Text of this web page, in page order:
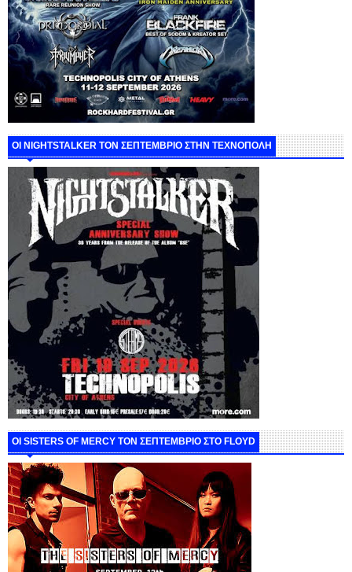
ΟΙ NIGHTSTALKER ΤΟΝ ΣΕΠΤΕΜΒΡΙΟ ΣΤΗΝ ΤΕΧΝΟΠΟΛΗ
ΟΙ SISTERS OF MERCY ΤΟΝ ΣΕΠΤΕΜΒΡΙΟ ΣΤΟ FLOYD